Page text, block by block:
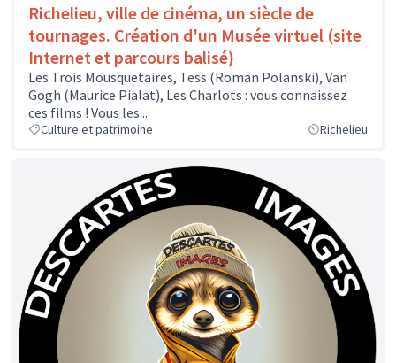
Richelieu, ville de cinéma, un siècle de
tournages. Création d'un Musée virtuel (site
Internet et parcours balisé)
Les Trois Mousquetaires, Tess (Roman Polanski), Van
Gogh (Maurice Pialat), Les Charlots : vous connaissez
ces films ! Vous les...
Culture et patrimoine Richelieu